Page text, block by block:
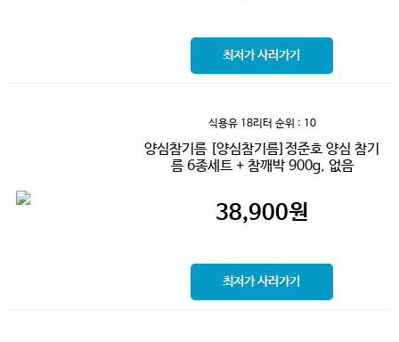
최저가 사러가기
식용유 18리터 순위 : 10
양심참기름 [양심참기름]정준호 양심 참기
름 6종세트 + 참깨박 900g, 없음
38,900원
최저가 사러가기